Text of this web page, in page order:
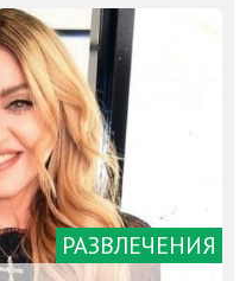
РАЗВЛЕЧЕНИЯ